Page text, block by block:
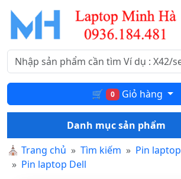
🛒 0 Giỏ hàng
Danh mục sản phẩm
⛪ Trang chủ Tìm kiếm
Pin laptop
Pin laptop Dell